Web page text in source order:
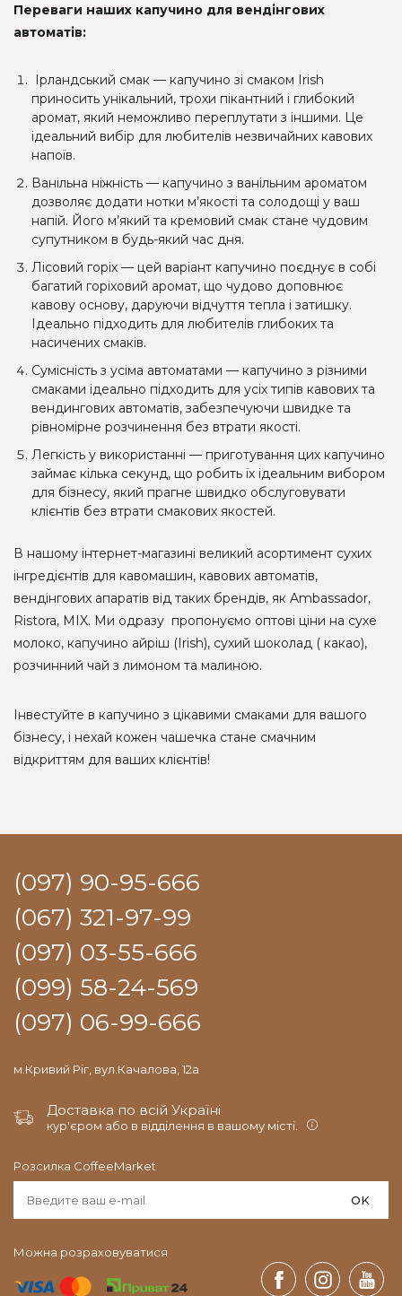
Переваги наших капучино для вендінгових
автоматів:
Ірландський смак — капучино зі смаком Irish
приносить унікальний, трохи пікантний і глибокий
аромат, який неможливо переплутати з іншими. Це
ідеальний вибір для любителів незвичайних кавових
напоїв.
Ванільна ніжність — капучино з ванільним ароматом
дозволяє додати нотки м’якості та солодощі у ваш
напій. Його м’який та кремовий смак стане чудовим
супутником в будь-який час дня.
Лісовий горіх — цей варіант капучино поєднує в собі
багатий горіховий аромат, що чудово доповнює
кавову основу, даруючи відчуття тепла і затишку.
Ідеально підходить для любителів глибоких та
насичених смаків.
Сумісність з усіма автоматами — капучино з різними
смаками ідеально підходить для усіх типів кавових та
вендингових автоматів, забезпечуючи швидке та
рівномірне розчинення без втрати якості.
Легкість у використанні — приготування цих капучино
займає кілька секунд, що робить їх ідеальним вибором
для бізнесу, який прагне швидко обслуговувати
клієнтів без втрати смакових якостей.
В нашому інтернет-магазині великий асортимент сухих
інгредієнтів для кавомашин, кавових автоматів,
вендінгових апаратів від таких брендів, як Ambassador,
Ristora, MIX. Ми одразу пропонуємо оптові ціни на сухе
молоко, капучино айріш (Irish), сухий шоколад ( какао),
розчинний чай з лимоном та малиною.
Інвестуйте в капучино з цікавими смаками для вашого
бізнесу, і нехай кожен чашечка стане смачним
відкриттям для ваших клієнтів!
(097) 90-95-666
(067) 321-97-99
(097) 03-55-666
(099) 58-24-569
(097) 06-99-666
м.Кривий Ріг, вул.Качалова, 12а
Доставка по всій Україні
кур'єром або в відділення в вашому місті.
Розсилка CoffeeMarket
OK
Можна розраховуватися